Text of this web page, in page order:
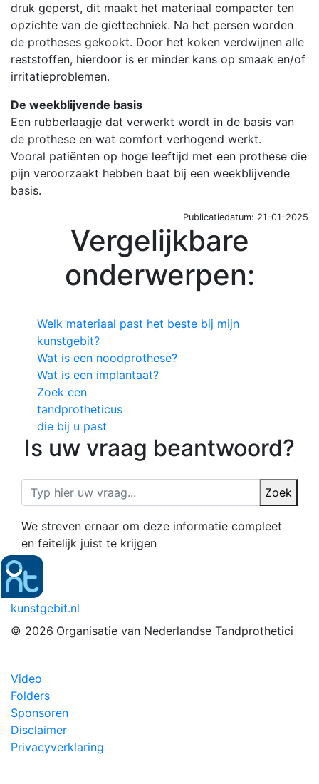
druk geperst, dit maakt het materiaal compacter ten
opzichte van de giettechniek. Na het persen worden
de protheses gekookt. Door het koken verdwijnen alle
reststoffen, hierdoor is er minder kans op smaak en/of
irritatieproblemen.
De weekblijvende basis
Een rubberlaagje dat verwerkt wordt in de basis van
de prothese en wat comfort verhogend werkt.
Vooral patiënten op hoge leeftijd met een prothese die
pijn veroorzaakt hebben baat bij een weekblijvende
basis.
Publicatiedatum: 21-01-2025
Vergelijkbare
onderwerpen:
Welk materiaal past het beste bij mijn
kunstgebit?
Wat is een noodprothese?
Wat is een implantaat?
Zoek een
tandprotheticus
die bij u past
Is uw vraag beantwoord?
Zoek
We streven ernaar om deze informatie compleet
en feitelijk juist te krijgen
kunstgebit.nl
© 2026 Organisatie van Nederlandse Tandprothetici
Video
Folders
Sponsoren
Disclaimer
Privacyverklaring